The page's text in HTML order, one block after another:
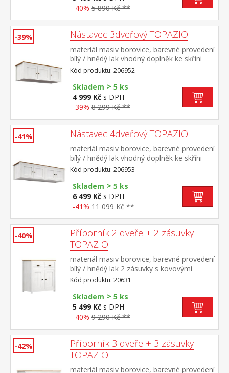
-40% 5 890 Kč **
-39% Nástavec 3dveřový TOPAZIO
materiál masiv borovice, barevné provedení
bílý / hnědý lak vhodný doplněk ke skříni
TOPAZIO 206282
Kód produktu: 206952
Skladem > 5 ks
4 999 Kč s DPH
-39% 8 299 Kč **
-41% Nástavec 4dveřový TOPAZIO
materiál masiv borovice, barevné provedení
bílý / hnědý lak vhodný doplněk ke skříni
TOPAZIO 206283
Kód produktu: 206953
Skladem > 5 ks
6 499 Kč s DPH
-41% 11 099 Kč **
-40%
Příborník 2 dveře + 2 zásuvky
TOPAZIO
materiál masiv borovice, barevné provedení
bílý / hnědý lak 2 zásuvky s kovovými
úchytkami a pojezdy, 2 dveře
Kód produktu: 20631
Skladem > 5 ks
5 499 Kč s DPH
-40% 9 290 Kč **
-42%
Příborník 3 dveře + 3 zásuvky
TOPAZIO
materiál masiv borovice, barevné provedení